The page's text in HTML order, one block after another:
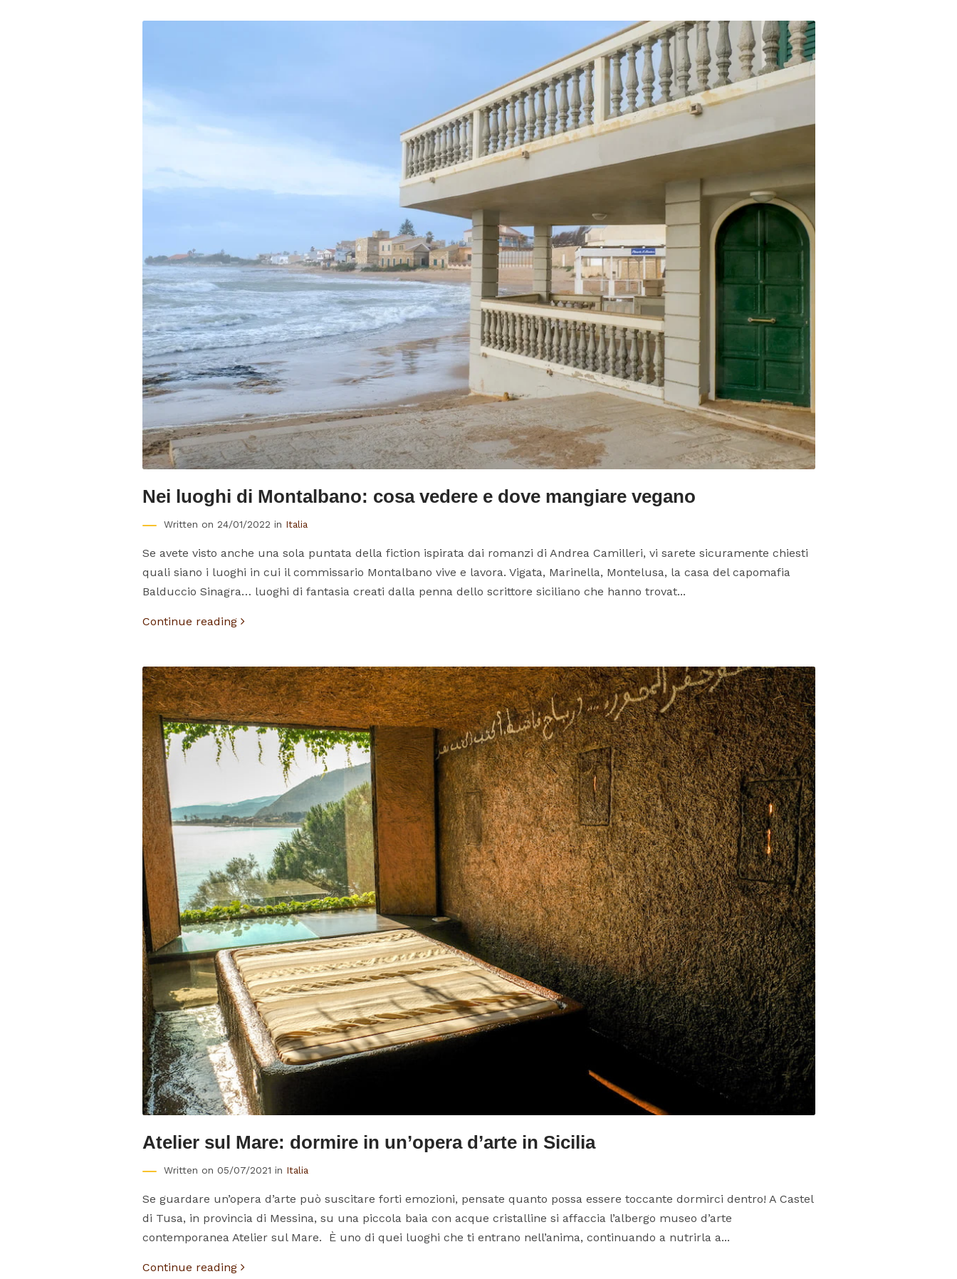
Nei luoghi di Montalbano: cosa vedere e dove mangiare vegano
Written on 24/01/2022 in Italia
Se avete visto anche una sola puntata della fiction ispirata dai romanzi di Andrea Camilleri, vi sarete sicuramente chiesti
quali siano i luoghi in cui il commissario Montalbano vive e lavora. Vigata, Marinella, Montelusa, la casa del capomafia
Balduccio Sinagra… luoghi di fantasia creati dalla penna dello scrittore siciliano che hanno trovat...
Continue reading
Atelier sul Mare: dormire in un’opera d’arte in Sicilia
Written on 05/07/2021 in Italia
Se guardare un’opera d’arte può suscitare forti emozioni, pensate quanto possa essere toccante dormirci dentro! A Castel
di Tusa, in provincia di Messina, su una piccola baia con acque cristalline si affaccia l’albergo museo d’arte
contemporanea Atelier sul Mare. È uno di quei luoghi che ti entrano nell’anima, continuando a nutrirla a...
Continue reading